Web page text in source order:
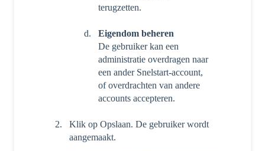
terugzetten.
Eigendom beheren
De gebruiker kan een
administratie overdragen naar
een ander Snelstart-account,
of overdrachten van andere
accounts accepteren.
Klik op Opslaan. De gebruiker wordt
aangemaakt.